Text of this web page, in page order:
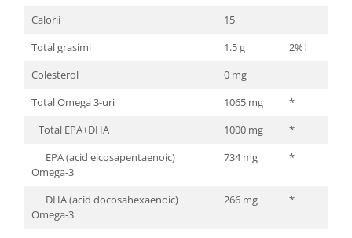
Calorii
15
Total grasimi
1.5 g
2%†
Colesterol
0 mg
Total Omega 3-uri
1065 mg
*
Total EPA+DHA
1000 mg
*
EPA (acid eicosapentaenoic)
Omega-3
734 mg *
DHA (acid docosahexaenoic)
Omega-3
266 mg *